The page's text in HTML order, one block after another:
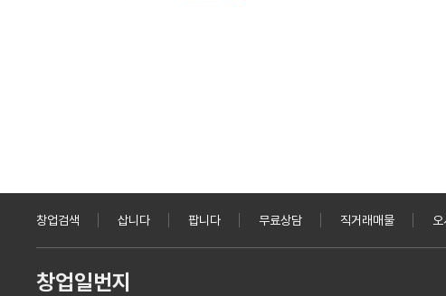
창업검색 삽니다 팝니다 무료상담 직거래매물
창업일번지